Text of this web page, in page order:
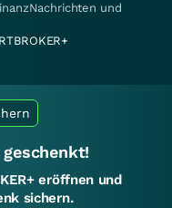
und
eröffnen und
sichern.